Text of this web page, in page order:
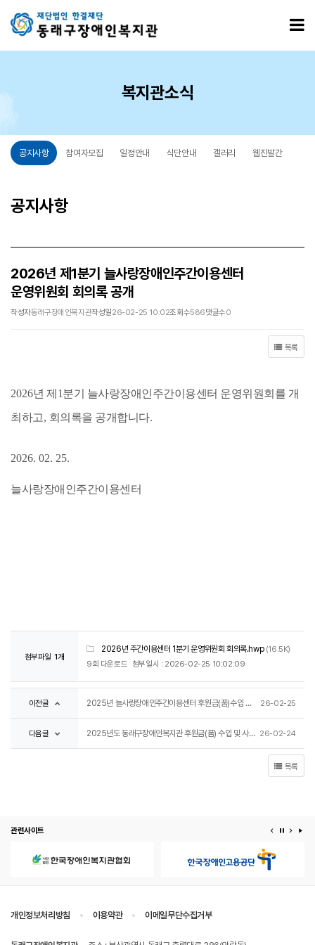
복지관소식
공지사항 참여자모집 일정안내 식단안내 갤러리 웹진발간
공지사항
2026년 제1분기 늘사랑장애인주간이용센터
운영위원회 회의록 공개
작성자동래구장애인복지관작성일26-02-25 10:02조회수586댓글수0
목록
2026년 제1분기 늘사랑장애인주간이용센터 운영위원회를 개
최하고, 회의록을 공개합니다.
2026. 02. 25.
늘사랑장애인주간이용센터
첨부파일 1개
2026년 주간이용센터 1분기 운영위원회 회의록.hwp (16.5K)
9회 다운로드 첨부일시 : 2026-02-25 10:02:09
이전글 2025년 늘사랑장애인주간이용센터 후원금(품)수입 및 사용 결과 공고 계획 26-02-25
다음글 2025년도 동래구장애인복지관 후원금(품) 수입 및 사용 결과 공고 계획 26-02-24
목록
관련사이트 이전 배너
배너 정지
다음
개인정보처리방침 이용약관 이메일무단수집거부